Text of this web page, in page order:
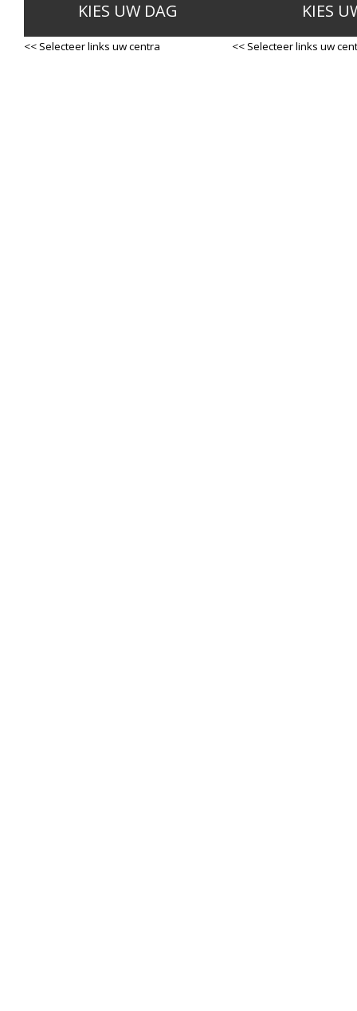
KIES UW DAG
<< Selecteer links uw centra
KIES
<< Selecteer links uw